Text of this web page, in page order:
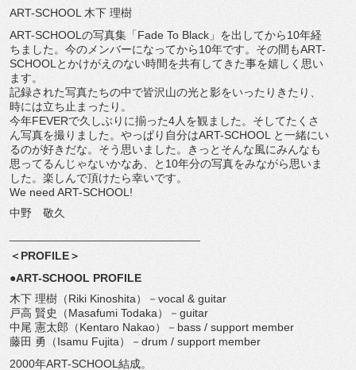
ART-SCHOOL 木下 理樹
ART-SCHOOLの写真集「Fade To Black」を出してから10年経
ちました。 今のメンバーになってから10年です。その間もART-
SCHOOLとかけがえのない時間を共有してきた事を嬉しく思い
ます。
記録された写真たちの中で皆沢山の光と影をいったりきたり、
時には立ち止まったり。
今年FEVERで久しぶりに揃った4人を観ました。 そしてたくさ
ん写真を撮りました。やっぱり自分はART-SCHOOL と一緒にい
るのが好きだな。そう思いました。
きっとそんな風にみんなも
思ってるんじゃないかなあ、
と10年分の写真をみながら思いま
した。 楽しんで頂けたら幸いです。
We need ART-SCHOOL!
中野 敬久
＜PROFILE＞
●ART-SCHOOL PROFILE
木下 理樹（Riki Kinoshita）－vocal & guitar
戸高 賢史（Masafumi Todaka）－guitar
中尾 憲太郎（Kentaro Nakao）－bass / support member
藤田 勇（Isamu Fujita）－drum / support member
2000年ART-SCHOOL結成。